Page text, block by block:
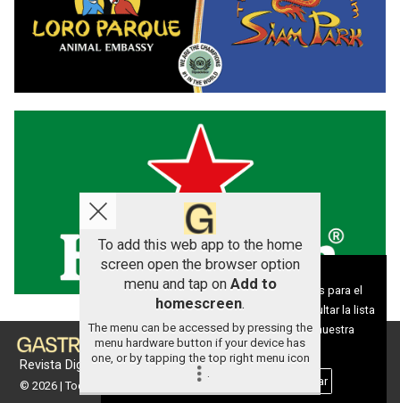
Revista Digital de gastronomía
© 2026 | Todos los derechos reservados
To add this web app to the home
screen open the browser option
menu and tap on Add to
homescreen.
The menu can be accessed by pressing the
menu hardware button if your device has
one, or by tapping the top right menu icon
.
Aviso sobre el Uso de cookies:
Utilizamos cookies nuestras y de terceros para el
funcionamiento del digital. Puedes consultar la lista
de cookies y como desconectarlas. Ver nuestra
Política de Privacidad y Cookies
Aceptar Cookies Personalizar